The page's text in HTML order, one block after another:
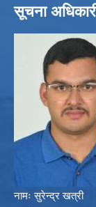
सूचना
नामः सुरेन्द्र खत्री